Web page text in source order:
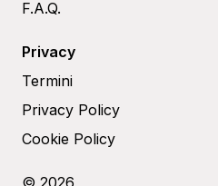
F.A.Q.
Privacy
Termini
Privacy Policy
Cookie Policy
© 2026